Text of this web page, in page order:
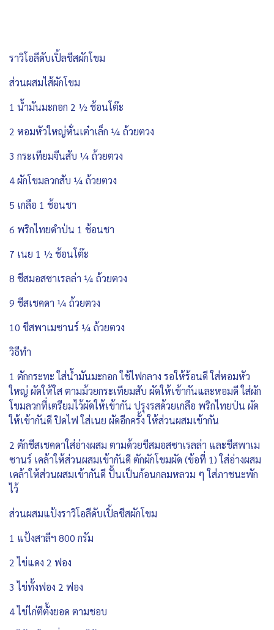
ราวิโอลีดับเปิ้ลชีสผักโขม
ส่วนผสมไส้ผักโขม
1 น้ำมันมะกอก 2 ½ ช้อนโต๊ะ
2 หอมหัวใหญ่หั่นเต๋าเล็ก ¼ ถ้วยตวง
3 กระเทียมจีนสับ ¼ ถ้วยตวง
4 ผักโขมลวกสับ ¼ ถ้วยตวง
5 เกลือ 1 ช้อนชา
6 พริกไทยดำป่น 1 ช้อนชา
7 เนย 1 ½ ช้อนโต๊ะ
8 ชีสมอสซาเรลล่า ¼ ถ้วยตวง
9 ชีสเชคดา ¼ ถ้วยตวง
10 ชีสพาเมซานร์ ¼ ถ้วยตวง
วิธีทำ
1 ตักกระทะ ใส่น้ำมันมะกอก ใช้ไฟกลาง รอให้ร้อนดี ใส่หอมหัว
ใหญ่ ผัดให้ใส ตามม้วยกระเทียมสับ ผัดให้เข้ากันและหอมดี ใส่ผัก
โขมลวกที่เตรียมไว้ผัดให้เข้ากัน ปรุงรสด้วยเกลือ พริกไทยป่น ผัด
ให้เข้ากันดี ปิดไฟ ใส่เนย ผัดอีกครั้ง ให้ส่วนผสมเข้ากัน
2 ตักชีสเชคดาใส่อ่างผสม ตามด้วยชีสมอสซาเรลล่า และชีสพาเม
ซานร์ เคล้าให้ส่วนผสมเข้ากันดี ตักผักโขมผัด (ข้อที่ 1) ใส่อ่างผสม
เคล้าให้ส่วนผสมเข้ากันดี ปั้นเป็นก้อนกลมหลวม ๆ ใส่ภาชนะพัก
ไว้
ส่วนผสมแป้งราวิโอลีดับเปิ้ลชีสผักโขม
1 แป้งสาลีฯ 800 กรัม
2 ไข่แดง 2 ฟอง
3 ไข่ทั้งฟอง 2 ฟอง
4 ไข่ไก่ตีตั้งยอด ตามชอบ